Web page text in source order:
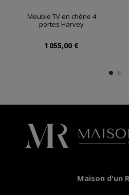
Meuble TV en chêne 4
portes Harvey
1 055,00 €
Maison d'un